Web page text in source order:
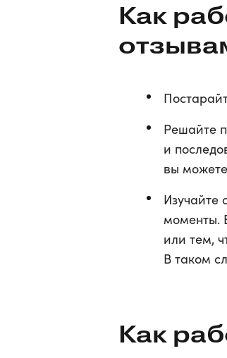
Как
Решайте
и
вы
Изучайте
моменты.
или тем,
В таком
Как